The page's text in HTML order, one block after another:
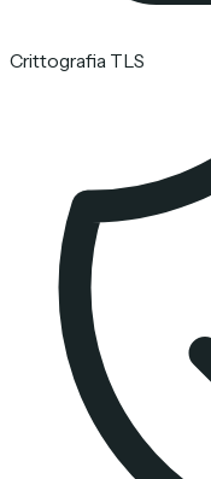
Crittografia TLS